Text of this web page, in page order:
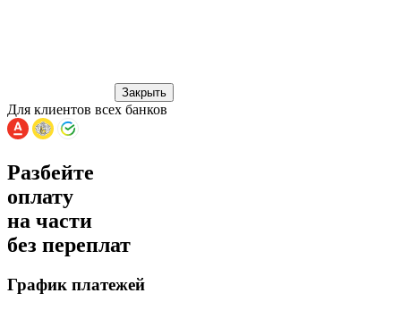
Закрыть
Для клиентов всех банков
Разбейте
оплату
на части
без переплат
График платежей